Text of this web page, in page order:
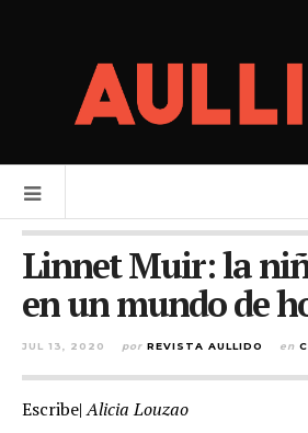
Linnet Muir: la
en un mundo de
JUL 13, 2020 por REVISTA AULLIDO en
Escribe|Alicia Louzao